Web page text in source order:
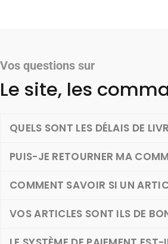
Vos questions sur
Le site, les
QUELS SONT LES DÉLAIS DE
PUIS-JE RETOURNER MA
COMMENT SAVOIR SI UN
VOS ARTICLES SONT ILS DE